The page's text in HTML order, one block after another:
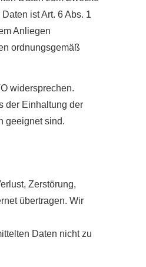
ist Art. 6 Abs. 1
Anliegen
ordnungsgemäß
widersprechen.
der Einhaltung der
geeignet sind.
Zerstörung,
übertragen. Wir
Daten nicht zu